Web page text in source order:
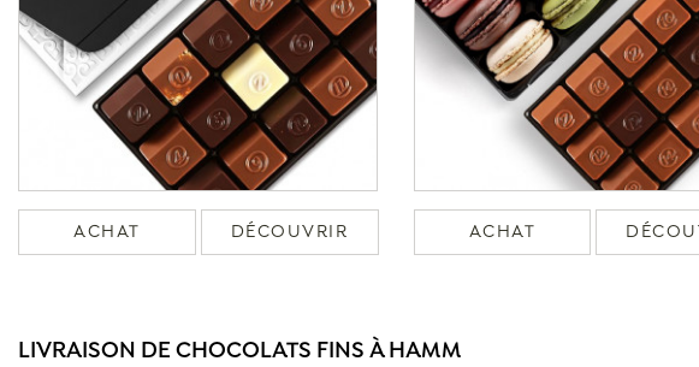
ACHAT DÉCOUVRIR ACHAT
LIVRAISON DE CHOCOLATS FINS À HAMM